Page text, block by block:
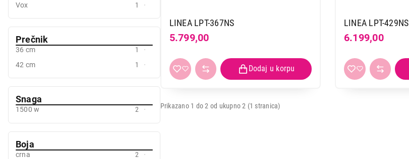
Vesa
Vox
1
Prečnik
36 cm
1
42 cm
1
Snaga
1500 w 2
Boja
crna 2
LINEA LPT-367NS
5.799,00
LINEA LPT-429NS
6.199,00
Prikazano 1 do 2 od ukupno 2 (1 stranica)
ELEKTRIČNI TIGANJI